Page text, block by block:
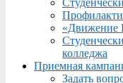
«Движение
колледжа
Приемная
Задать